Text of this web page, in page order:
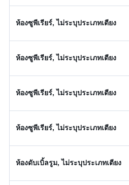
ห้องซูพีเรียร์, ไม่ระบุประเภทเตียง
ห้องซูพีเรียร์, ไม่ระบุประเภทเตียง
ห้องซูพีเรียร์, ไม่ระบุประเภทเตียง
ห้องซูพีเรียร์, ไม่ระบุประเภทเตียง
ห้องดับเบิ้ลรูม, ไม่ระบุประเภทเตียง